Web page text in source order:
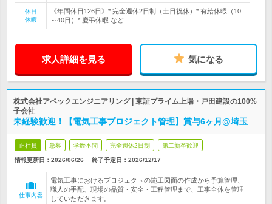
休日
休暇
《年間休日126日》* 完全週休2日制（土日祝休）* 有給休暇（10
～40日）* 慶弔休暇 など
求人詳細を見る 気になる
株式会社アペックエンジニアリング | 東証プライム上場・戸田建設の100%
子会社
未経験歓迎！【電気工事プロジェクト管理】賞与6ヶ月@埼玉
正社員 急募 学歴不問 完全週休2日制 第二新卒歓迎
情報更新日：2026/06/26 終了予定日： 2026/12/17
仕事内容
電気工事におけるプロジェクトの施工図面の作成から予算管理、
職人の手配、現場の品質・安全・工程管理まで、工事全体を管理
していただきます。